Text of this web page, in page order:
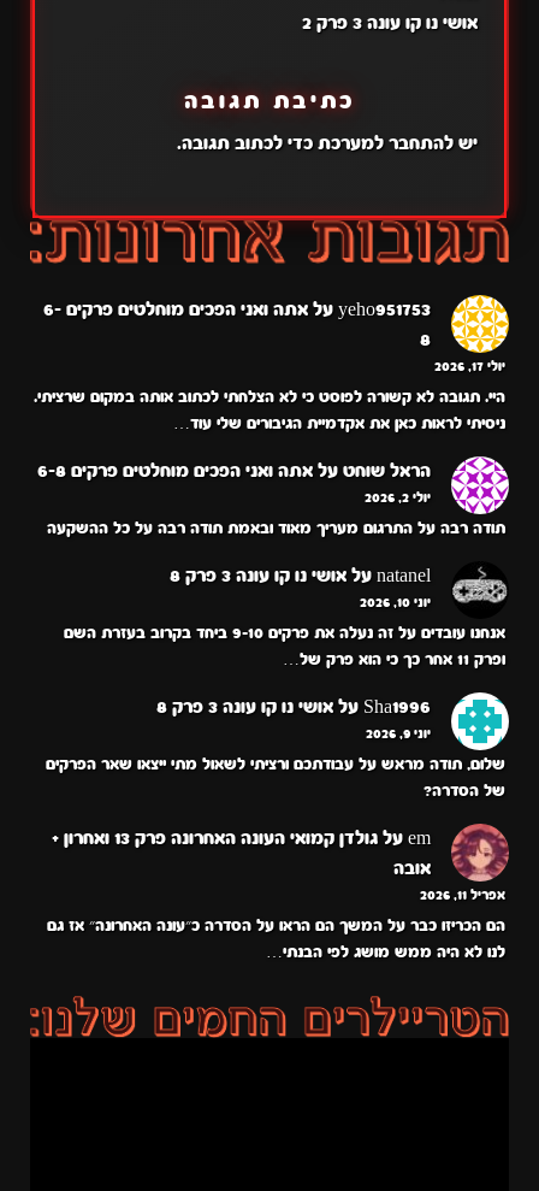
אושי נו קו עונה 3 פרק 2
כתיבת תגובה
יש להתחבר למערכתכדי לכתוב תגובה.
yeho951753 על
אתה ואני הפכים מוחלטים פרקים 6-
8
יולי 17, 2026
היי. תגובה לא קשורה לפוסט כי לא הצלחתי לכתוב אותה במקום שרציתי.
ניסיתי לראות כאן את אקדמיית הגיבורים שלי עוד…
הראל שוחט על אתה ואני הפכים מוחלטים פרקים 6-8
יולי 2, 2026
תודה רבה על התרגום מעריך מאוד ובאמת תודה רבה על כל ההשקעה
natanel על אושי נו קו עונה 3 פרק 8
יוני 10, 2026
אנחנו עובדים על זה נעלה את פרקים 9-10 ביחד בקרוב בעזרת השם
ופרק 11 אחר כך כי הוא פרק של…
Sha1996 על אושי נו קו עונה 3 פרק 8
יוני 9, 2026
שלום, תודה מראש על עבודתכם ורציתי לשאול מתי ייצאו שאר הפרקים
של הסדרה?
em על
גולדן קמואי העונה האחרונה פרק 13 ואחרון +
אובה
אפריל 11, 2026
הם הכריזו כבר על המשך הם הראו על הסדרה כ״עונה האחרונה״ אז גם
לנו לא היה ממש מושג לפי הבנתי…